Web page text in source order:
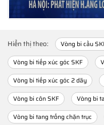
Hiển thị theo: Vòng bi cầu
Vòng bi tiếp xúc góc SKF
Vòng bi tiếp xúc góc 2 dãy
Vòng bi côn SKF
Vòng bi
Vòng bi tang trống chặn trục